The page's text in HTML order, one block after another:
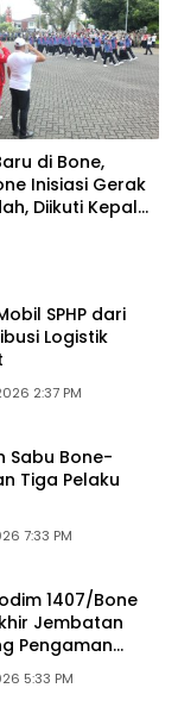
di Bone,
Inisiasi Gerak
Diikuti Kepala
SPHP dari
Logistik
2:37 PM
Sabu Bone-
Tiga Pelaku
7:33 PM
1407/Bone
Jembatan
Pengaman
5:33 PM